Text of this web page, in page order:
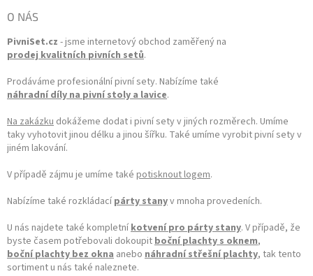
O NÁS
PivniSet.cz - jsme internetový obchod zaměřený na
prodej kvalitních pivních setů.
Prodáváme profesionální pivní sety. Nabízíme také
náhradní díly na pivní stoly a lavice.
Na zakázku dokážeme dodat i pivní sety v jiných rozměrech. Umíme
taky vyhotovit jinou délku a jinou šířku. Také umíme vyrobit pivní sety v
jiném lakování.
V případě zájmu je umíme také potisknout logem.
Nabízíme také rozkládací párty stanyv mnoha provedeních.
U nás najdete také kompletníkotvení pro párty stany. V případě, že
byste časem potřebovali dokoupitboční plachty s oknem,
boční plachty bez okna anebo náhradní střešní plachty, tak tento
sortiment u nás také naleznete.